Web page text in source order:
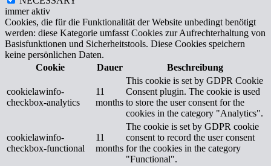
immer aktiv
Cookies, die für die Funktionalität der Website unbedingt benötigt
werden: diese Kategorie umfasst Cookies zur Aufrechterhaltung von
Basisfunktionen und Sicherheitstools. Diese Cookies speichern
keine persönlichen Daten.
Cookie
Dauer Beschreibung
cookielawinfo-
checkbox-analytics
11
months
This cookie is set by GDPR Cookie
Consent plugin. The cookie is used
to store the user consent for the
cookies in the category "Analytics".
cookielawinfo-
checkbox-functional
11
months
The cookie is set by GDPR cookie
consent to record the user consent
for the cookies in the category
"Functional".